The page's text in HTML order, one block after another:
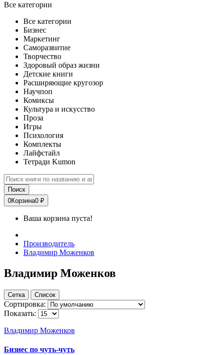
Все категории
Все категории
Бизнес
Маркетинг
Саморазвитие
Творчество
Здоровый образ жизни
Детские книги
Расширяющие кругозор
Научпоп
Комиксы
Культура и искусство
Проза
Игры
Психология
Комплекты
Лайфстайл
Тетради Kumon
Поиск
0Корзина0 ₽
Ваша корзина пуста!
Производитель
Владимир Моженков
Владимир Моженков
Сетка Список
Сортировка:
Показать:
Владимир Моженков
Бизнес по чуть-чуть